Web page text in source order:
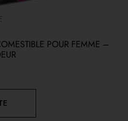
POUR FEMME –